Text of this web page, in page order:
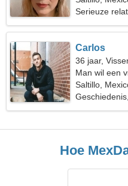
Serieuze
Carlos
36 jaar,
Man wil een
Saltillo,
Hoe